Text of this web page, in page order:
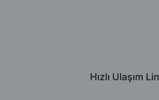
Hızlı Ulaşım